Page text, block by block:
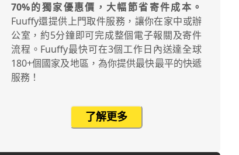
70%的獨家優惠價，大幅節省寄件成本。
Fuuffy還提供上門取件服務，讓你在家中或辦
公室，約5分鐘即可完成整個電子報關及寄件
流程。Fuuffy最快可在3個工作日內送達全球
180+個國家及地區，為你提供最快最平的快遞
服務！
了解更多